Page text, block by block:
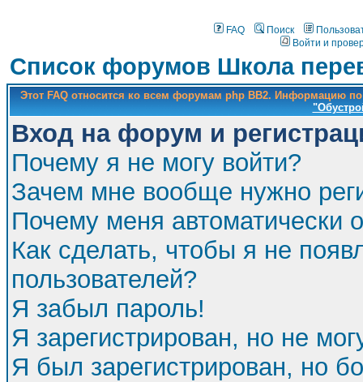
FAQ Поиск
Войти и
Список форумов Школа
Этот FAQ относится ко всем форумам php BB2. Информацию
Вход на форум и
Почему я не могу войти?
Зачем мне вообще нужно
Почему меня автоматически
Как сделать, чтобы я не
пользователей?
Я забыл пароль!
Я зарегистрирован, но не
Я был зарегистрирован, но